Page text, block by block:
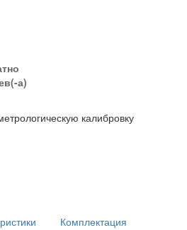
а)
калибровку
Комплектация